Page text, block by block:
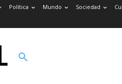
Política Mundo Sociedad